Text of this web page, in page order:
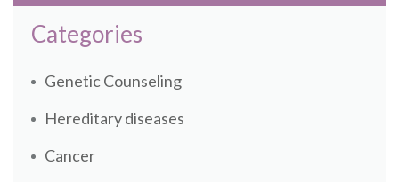
Categories
Genetic Counseling
Hereditary diseases
Cancer